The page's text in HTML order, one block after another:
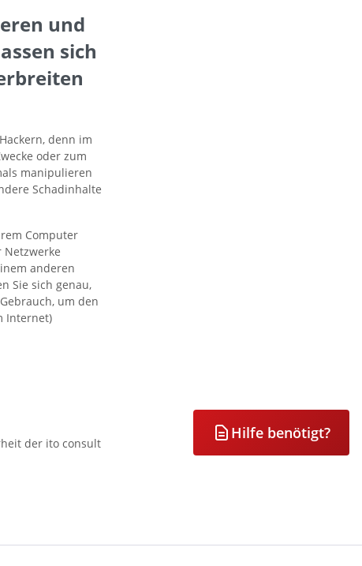
und
sich
denn im
oder zum
manipulieren
Schadinhalte
Computer
anderen
Sie sich genau,
um den
Internet)
der ito consult
Hilfe benötigt?